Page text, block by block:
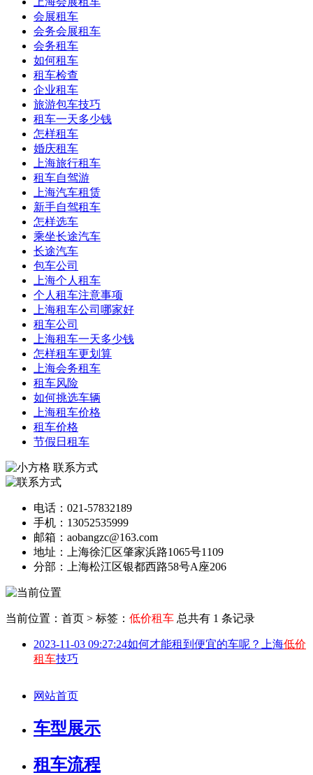
会展租车
会务会展租车
会务租车
如何租车
租车检查
企业租车
旅游包车技巧
租车一天多少钱
怎样租车
婚庆租车
上海旅行租车
租车自驾游
上海汽车租赁
新手自驾租车
怎样选车
乘坐长途汽车
长途汽车
包车公司
上海个人租车
个人租车注意事项
上海租车公司哪家好
租车公司
上海租车一天多少钱
怎样租车更划算
上海会务租车
租车风险
如何挑选车辆
上海租车价格
租车价格
节假日租车
联系方式
电话：021-57832189
手机：13052535999
邮箱：aobangzc@163.com
地址：上海徐汇区肇家浜路1065号1109
分部：上海松江区银都西路58号A座206
当前位置：首页 > 标签： 低价租车 总共有 1 条记录
2023-11-03 09:27:24如何才能租到便宜的车呢？上海低价
租车技巧
网站首页
车型展示
租车流程